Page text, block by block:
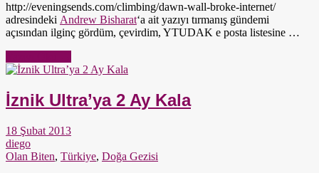
http://eveningsends.com/climbing/dawn-wall-broke-internet/
adresindeki Andrew Bisharat‘a ait yazıyı tırmanış gündemi
açısından ilginç gördüm, çevirdim, YTUDAK e posta listesine …
İznik Ultra’ya 2 Ay Kala
18 Şubat 2013
diego
Olan Biten, Türkiye, Doğa Gezisi